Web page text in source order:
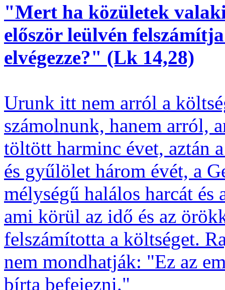
"Mert ha közületek
először leülvén
elvégezze?" (Lk 14,28)
Urunk itt nem arról a
számolnunk, hanem arról,
töltött harminc évet, aztán
és gyűlölet három évét, a
mélységű halálos harcát
ami körül az idő és az
felszámította a költséget.
nem mondhatják: "Ez az
bírta befejezni."